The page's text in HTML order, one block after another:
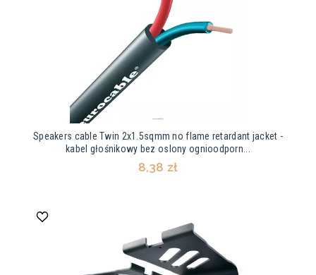
Speakers cable Twin 2x1.5sqmm no flame retardant jacket -
kabel głośnikowy bez oslony ognioodporn...
8,38 zł